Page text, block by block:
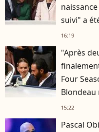
suivi" a
16:19
"Après
Four
Blondeau
15:22
Pascal